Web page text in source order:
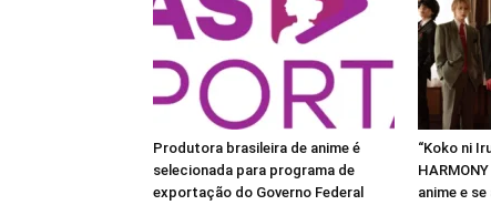
Produtora brasileira de anime é
selecionada para programa de
exportação do Governo Federal
“Koko ni
anime e